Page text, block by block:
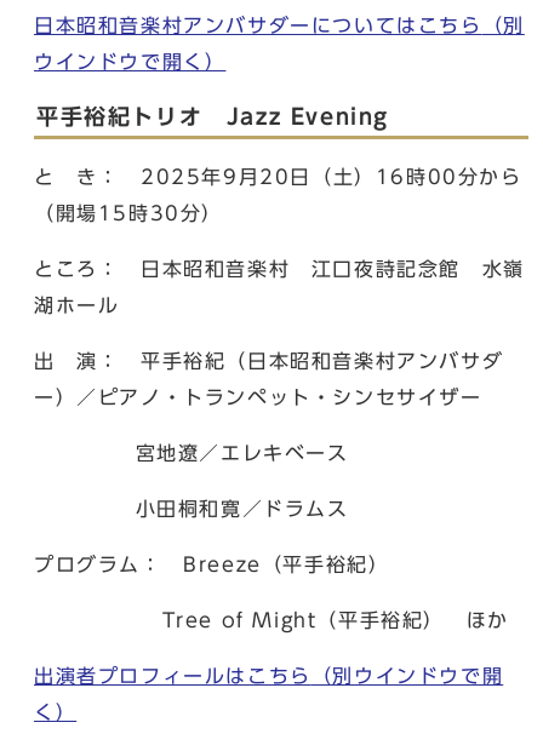
日本昭和音楽村アンバサダーについてはこちら
（別
ウインドウで開く）
平手裕紀トリオ Jazz Evening
と き： 2025年9月20日（土）16時00分から
（開場15時30分）
ところ： 日本昭和音楽村 江口夜詩記念館 水嶺
湖ホール
出 演： 平手裕紀（日本昭和音楽村アンバサダ
ー）／ピアノ・トランペット・シンセサイザー
宮地遼／エレキベース
小田桐和寛／ドラムス
プログラム： Breeze（平手裕紀）
Tree of Might（平手裕紀） ほか
出演者プロフィールはこちら
（別ウインドウで開
く）